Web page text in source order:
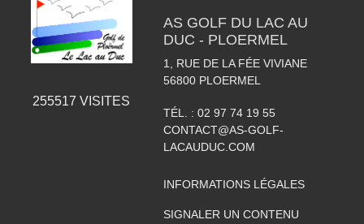
255517 VISITES
AS GOLF DU LAC AU
DUC - PLOERMEL
1, RUE DE LA FÉE VIVIANE
56800 PLOERMEL
TÉL. : 02 97 74 19 55
CONTACT@AS-GOLF-
LACAUDUC.COM
INFORMATIONS LÉGALES
SIGNALER UN CONTENU